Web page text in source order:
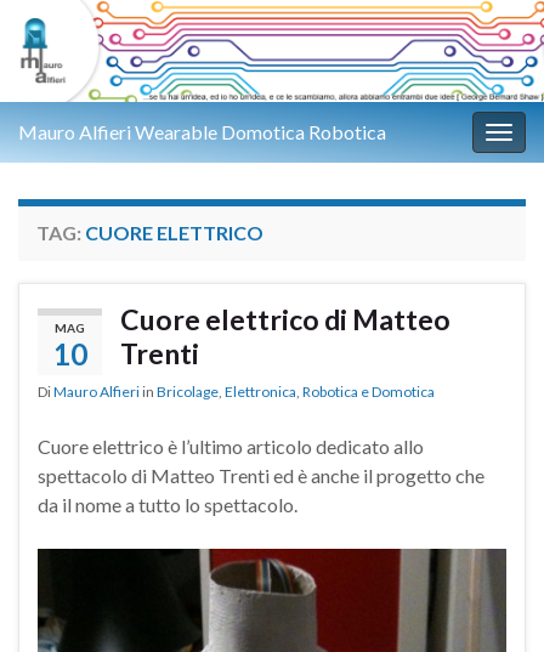
Mauro Alfieri Wearable Domotica Robotica
TAG: CUORE ELETTRICO
MAG
10
Cuore elettrico di Matteo
Trenti
DiMauro Alfieri in Bricolage, Elettronica, Robotica e Domotica
Cuore elettrico è l’ultimo articolo dedicato allo
spettacolo di Matteo Trenti ed è anche il progetto che
da il nome a tutto lo spettacolo.